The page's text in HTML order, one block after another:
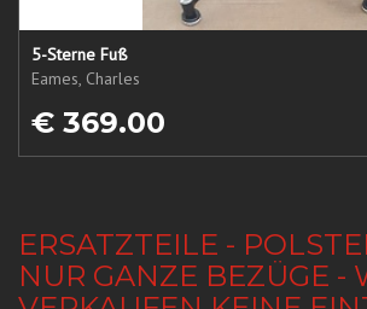
5-Sterne Fuß
Eames, Charles
€ 369.00
ERSATZTEILE -
NUR GANZE BEZÜGE -